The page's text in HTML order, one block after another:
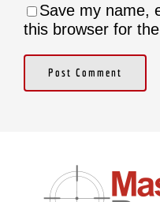
Save my name,
this browser for